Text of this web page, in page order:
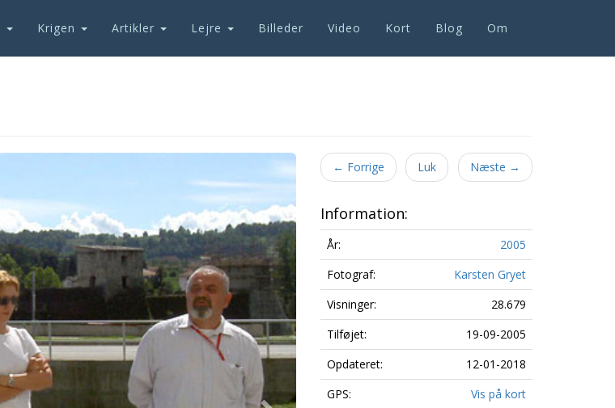
Krigen Artikler Lejre Billeder Video Kort Blog Om
← Forrige Luk Næste →
Information:
År:
2005
Fotograf:
Karsten Gryet
Visninger:
28.679
Tilføjet:
19-09-2005
Opdateret:
12-01-2018
GPS:
Vis på kort